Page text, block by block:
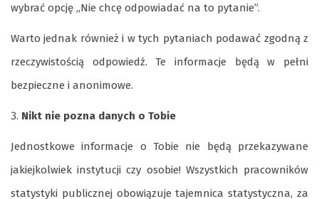
wybrać opcję „Nie chcę odpowiadać na to pytanie”.
Warto jednak również i w tych pytaniach podawać zgodną z
rzeczywistością odpowiedź. Te informacje będą w pełni
bezpieczne i anonimowe.
Nikt nie pozna danych o Tobie
Jednostkowe informacje o Tobie nie będą przekazywane
jakiejkolwiek instytucji czy osobie! Wszystkich pracowników
statystyki publicznej obowiązuje tajemnica statystyczna, za